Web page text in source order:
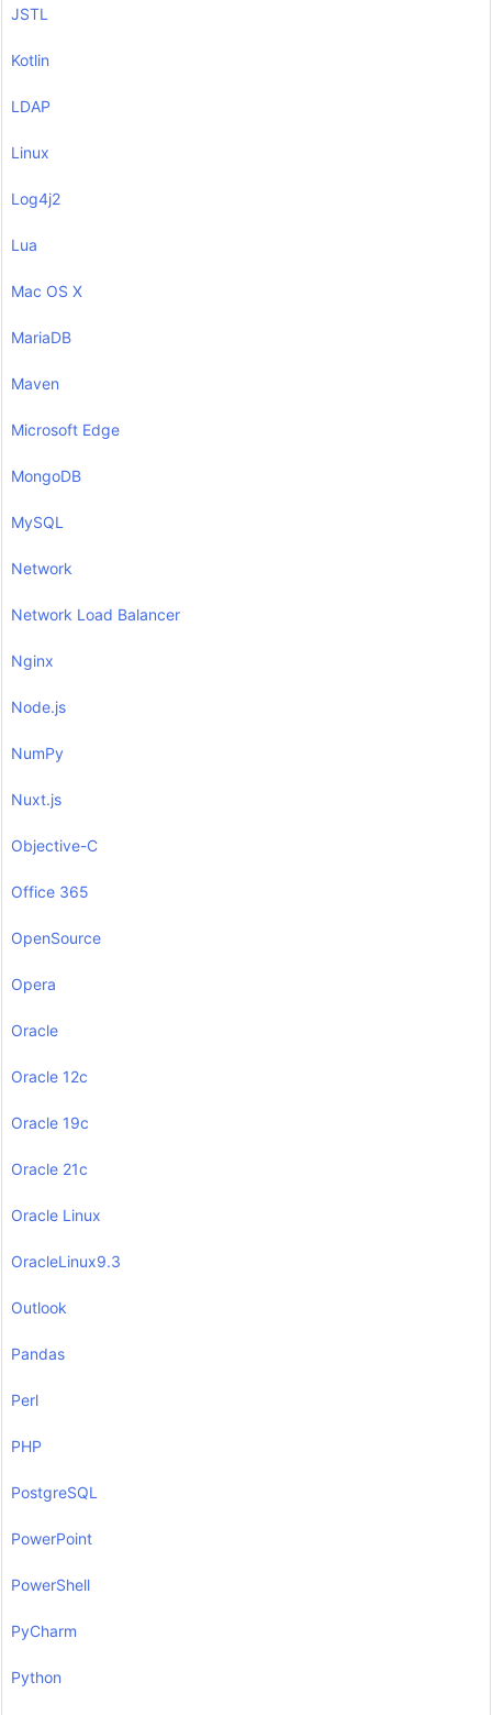
JSTL
Kotlin
LDAP
Linux
Log4j2
Lua
Mac OS X
MariaDB
Maven
Microsoft Edge
MongoDB
MySQL
Network
Network Load Balancer
Nginx
Node.js
NumPy
Nuxt.js
Objective-C
Office 365
OpenSource
Opera
Oracle
Oracle 12c
Oracle 19c
Oracle 21c
Oracle Linux
OracleLinux9.3
Outlook
Pandas
Perl
PHP
PostgreSQL
PowerPoint
PowerShell
PyCharm
Python